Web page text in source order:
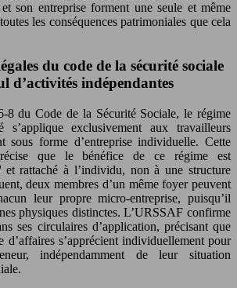
son entreprise forment une seule et même
les conséquences patrimoniales que cela
du code de la sécurité sociale
d’activités indépendantes
8 du Code de la Sécurité Sociale, le régime
s’applique exclusivement aux travailleurs
sous forme d’entreprise individuelle. Cette
que le bénéfice de ce régime est
et rattaché à l’individu, non à une structure
deux membres d’un même foyer peuvent
leur propre micro-entreprise, puisqu’il
physiques distinctes. L’URSSAF confirme
ses circulaires d’application, précisant que
d’affaires s’apprécient individuellement pour
indépendamment de leur situation